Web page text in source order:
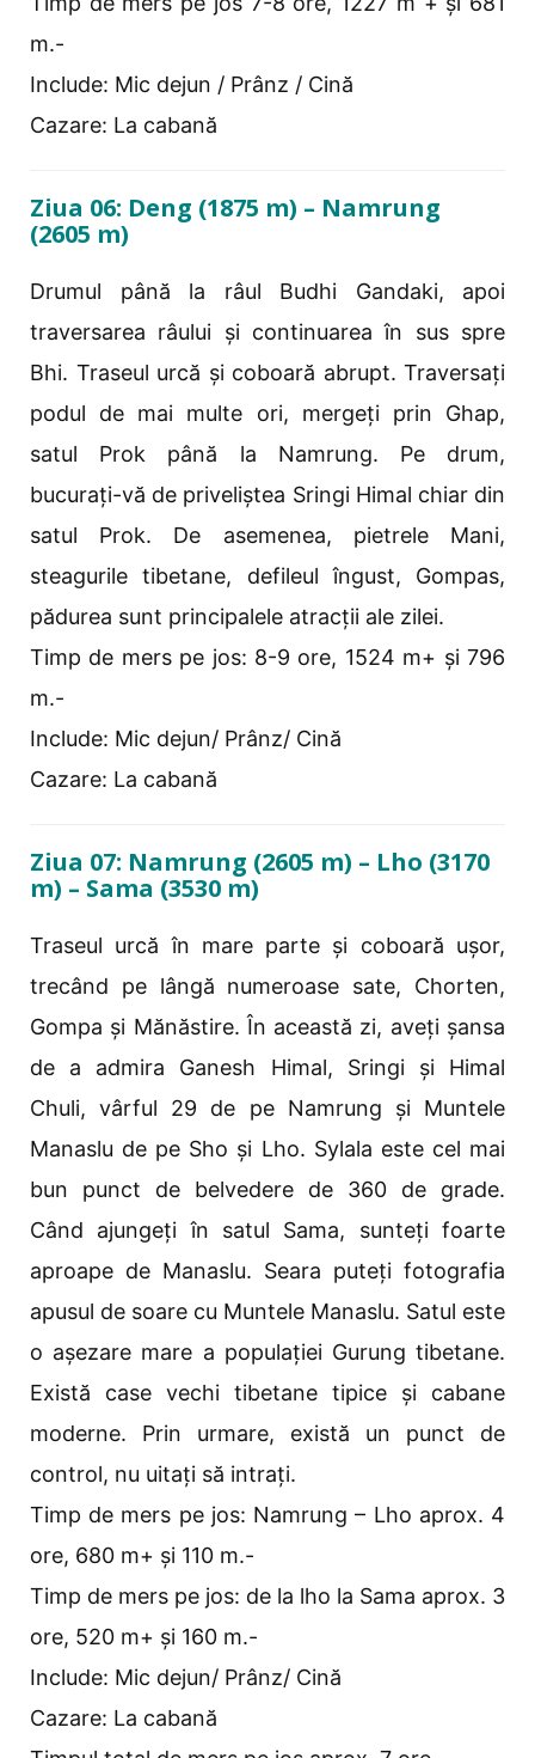
m.-
Include: Mic dejun / Prânz / Cină
Cazare: La cabană
Ziua 06: Deng (1875 m) – Namrung
(2605 m)
Drumul până la râul Budhi Gandaki, apoi
traversarea râului și continuarea în sus spre
Bhi. Traseul urcă și coboară abrupt. Traversați
podul de mai multe ori, mergeți prin Ghap,
satul Prok până la Namrung. Pe drum,
bucurați-vă de priveliștea Sringi Himal chiar din
satul Prok. De asemenea, pietrele Mani,
steagurile tibetane, defileul îngust, Gompas,
pădurea sunt principalele atracții ale zilei.
Timp de mers pe jos: 8-9 ore, 1524 m+ și 796
m.-
Include: Mic dejun/ Prânz/ Cină
Cazare: La cabană
Ziua 07: Namrung (2605 m) – Lho (3170
m) – Sama (3530 m)
Traseul urcă în mare parte și coboară ușor,
trecând pe lângă numeroase sate, Chorten,
Gompa și Mănăstire. În această zi, aveți șansa
de a admira Ganesh Himal, Sringi și Himal
Chuli, vârful 29 de pe Namrung și Muntele
Manaslu de pe Sho și Lho. Sylala este cel mai
bun punct de belvedere de 360 ​​de grade.
Când ajungeți în satul Sama, sunteți foarte
aproape de Manaslu. Seara puteți fotografia
apusul de soare cu Muntele Manaslu. Satul este
o așezare mare a populației Gurung tibetane.
Există case vechi tibetane tipice și cabane
moderne. Prin urmare, există un punct de
control, nu uitați să intrați.
Timp de mers pe jos: Namrung – Lho aprox. 4
ore, 680 m+ și 110 m.-
Timp de mers pe jos: de la lho la Sama aprox. 3
ore, 520 m+ și 160 m.-
Include: Mic dejun/ Prânz/ Cină
Cazare: La cabană